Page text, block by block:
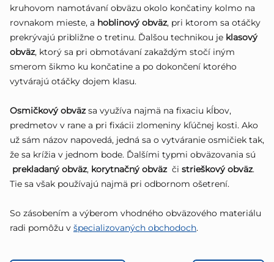
kruhovom namotávaní obväzu okolo končatiny kolmo na
rovnakom mieste, a hoblinový obväz, pri ktorom sa otáčky
prekrývajú približne o tretinu. Ďalšou technikou je klasový
obväz, ktorý sa pri obmotávaní zakaždým stočí iným
smerom šikmo ku končatine a po dokončení ktorého
vytvárajú otáčky dojem klasu.
Osmičkový obväz sa využíva najmä na fixaciu kĺbov,
predmetov v rane a pri fixácii zlomeniny kľúčnej kosti. Ako
už sám názov napovedá, jedná sa o vytváranie osmičiek tak,
že sa krížia v jednom bode. Ďalšími typmi obväzovania sú
prekladaný obväz, korytnačný obväz či strieškový obväz.
Tie sa však používajú najmä pri odbornom ošetrení.
So zásobením a výberom vhodného obväzového materiálu
radi pomôžu v špecializovaných obchodoch.